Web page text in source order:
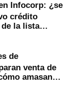
Infocorp: ¿se
crédito
la lista
de
venta de
amasan